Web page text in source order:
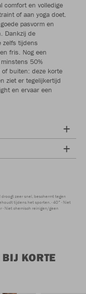
comfort en volledige
of aan yoga doet.
pasvorm en
Dankzij de
zelfs tijdens
fris. Nog een
50%
buiten: deze korte
ziet er tegelijkertijd
en ervaar een
zeer snel, beschermt tegen
tijdens het sporten. 40° Niet
Niet chemisch reinigen/geen
KORTE